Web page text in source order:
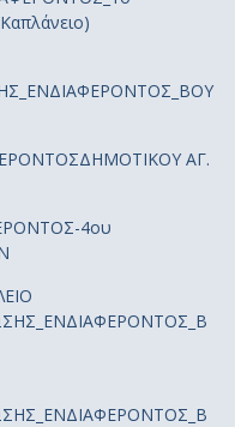
ΑΓ.
4ου